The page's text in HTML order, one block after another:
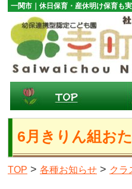
一関市｜休日保育・産休明け保育も実
6月きりん組お
TOP > 各種お知らせ > クラ